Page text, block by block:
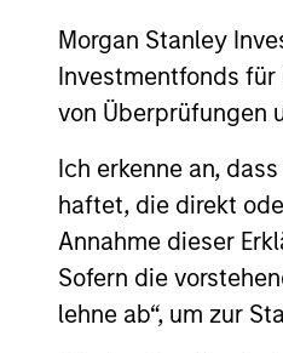
Morgan Stanley
Investmentfonds
von Überprüfungen
Ich erkenne an,
haftet, die direkt
Annahme dieser
Sofern die
lehne ab“, um zur
We believe
environment
for scaled
accelerates,
secular forces.
16-JUL-2026